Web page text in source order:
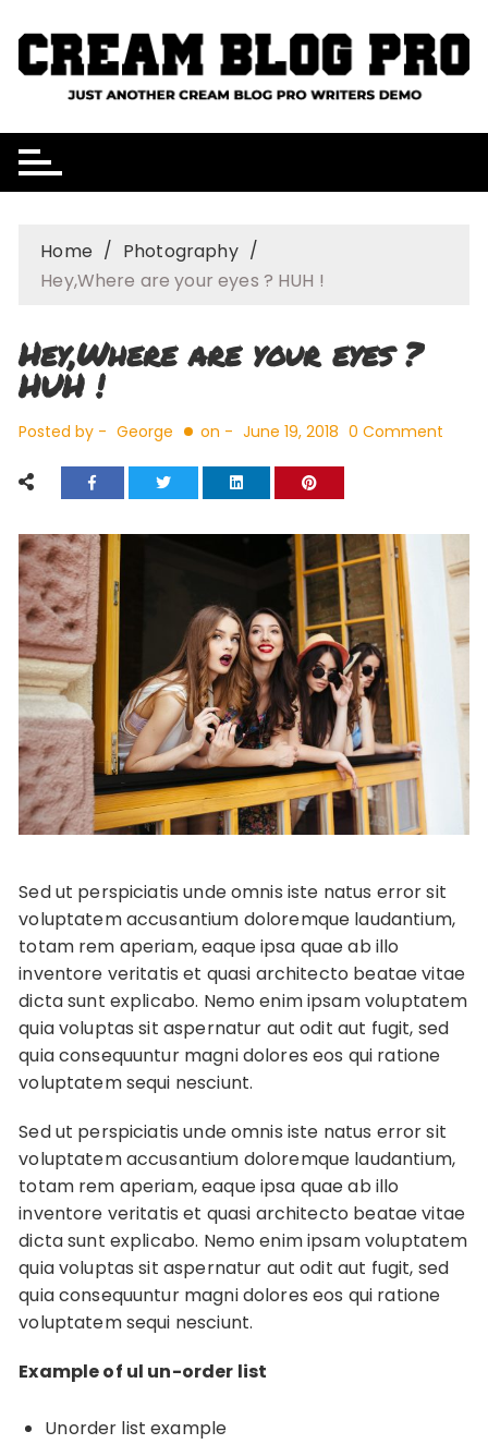
content
Home
Photography
Hey,Where are your eyes ? HUH !
Hey,Where are your eyes ?
HUH !
Posted by - George on - June 19, 2018 0 Comment
Sed ut perspiciatis unde omnis iste natus error sit
voluptatem accusantium doloremque laudantium,
totam rem aperiam, eaque ipsa quae ab illo
inventore veritatis et quasi architecto beatae vitae
dicta sunt explicabo. Nemo enim ipsam voluptatem
quia voluptas sit aspernatur aut odit aut fugit, sed
quia consequuntur magni dolores eos qui ratione
voluptatem sequi nesciunt.
Sed ut perspiciatis unde omnis iste natus error sit
voluptatem accusantium doloremque laudantium,
totam rem aperiam, eaque ipsa quae ab illo
inventore veritatis et quasi architecto beatae vitae
dicta sunt explicabo. Nemo enim ipsam voluptatem
quia voluptas sit aspernatur aut odit aut fugit, sed
quia consequuntur magni dolores eos qui ratione
voluptatem sequi nesciunt.
Example of ul un-order list
Unorder list example